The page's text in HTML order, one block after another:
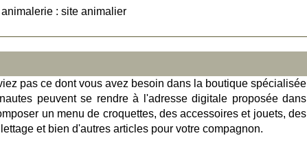
animalerie : site animalier
pas ce dont vous avez besoin dans la boutique spécialisée
peuvent se rendre à l'adresse digitale proposée dans
un menu de croquettes, des accessoires et jouets, des
et bien d'autres articles pour votre compagnon.